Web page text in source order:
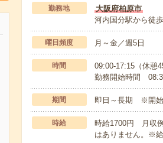
勤務地
大阪府柏原市
河内国分駅から徒
曜日頻度 月～金／週5日
時間
09:00-17:15（休憩
勤務開始時間
期間 即日～長期 ※開始
時給
時給1700円 月収
はありません。※給